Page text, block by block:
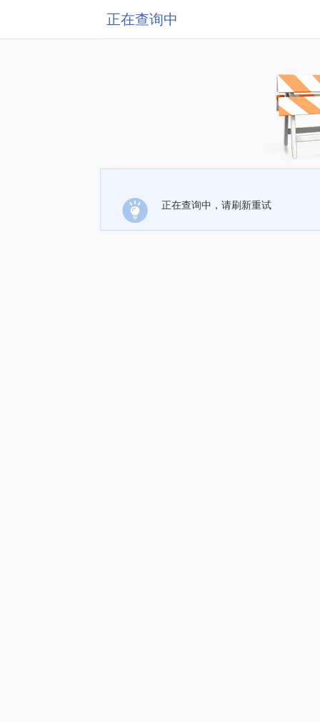
正在查询中
正在查询中，请刷新重试